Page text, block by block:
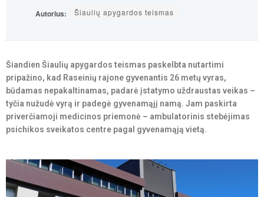
Autorius: Šiaulių apygardos teismas
Šiandien Šiaulių apygardos teismas paskelbta nutartimi
pripažino, kad Raseinių rajone gyvenantis 26 metų vyras,
būdamas nepakaltinamas, padarė įstatymo uždraustas veikas –
tyčia nužudė vyrą ir padegė gyvenamąjį namą. Jam paskirta
priverčiamoji medicinos priemonė – ambulatorinis stebėjimas
psichikos sveikatos centre pagal gyvenamąją vietą.